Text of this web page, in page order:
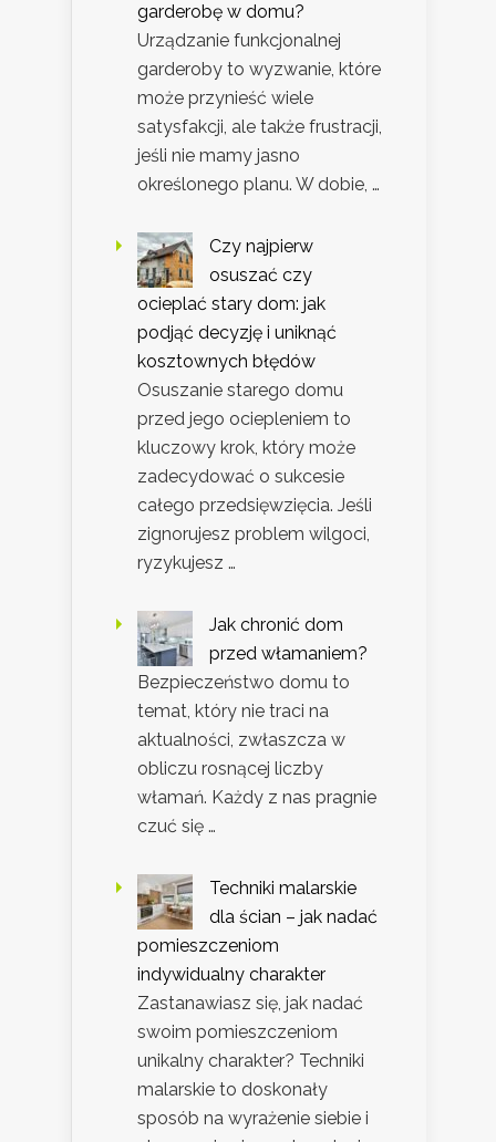
garderobę w domu?
Urządzanie funkcjonalnej
garderoby to wyzwanie, które
może przynieść wiele
satysfakcji, ale także frustracji,
jeśli nie mamy jasno
określonego planu. W dobie, …
Czy najpierw
osuszać czy
ocieplać stary dom: jak
podjąć decyzję i uniknąć
kosztownych błędów
Osuszanie starego domu
przed jego ociepleniem to
kluczowy krok, który może
zadecydować o sukcesie
całego przedsięwzięcia. Jeśli
zignorujesz problem wilgoci,
ryzykujesz …
Jak chronić dom
przed włamaniem?
Bezpieczeństwo domu to
temat, który nie traci na
aktualności, zwłaszcza w
obliczu rosnącej liczby
włamań. Każdy z nas pragnie
czuć się …
Techniki malarskie
dla ścian – jak nadać
pomieszczeniom
indywidualny charakter
Zastanawiasz się, jak nadać
swoim pomieszczeniom
unikalny charakter? Techniki
malarskie to doskonały
sposób na wyrażenie siebie i